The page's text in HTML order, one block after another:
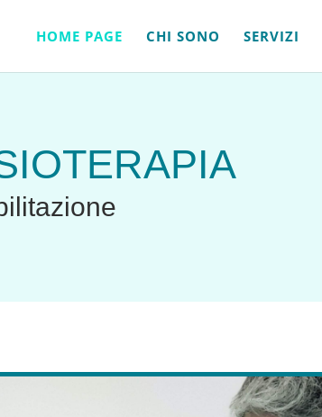
HOME PAGE CHI SONO SERVIZI